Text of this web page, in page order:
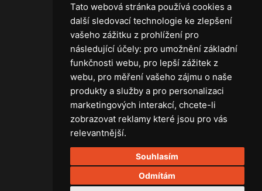
Tato webová stránka používá cookies a
další sledovací technologie ke zlepšení
vašeho zážitku z prohlížení pro
následující účely: pro umožnění základní
funkčnosti webu, pro lepší zážitek z
webu, pro měření vašeho zájmu o naše
produkty a služby a pro personalizaci
marketingových interakcí, chcete-li
zobrazovat reklamy které jsou pro vás
relevantnější.
Souhlasím
Odmítám
Technika
Světla
Příslušenství ke světlům
Osvětlovací technika GRIP
Baterie
Stativy
Ostatní
Rozvaděče a kabely